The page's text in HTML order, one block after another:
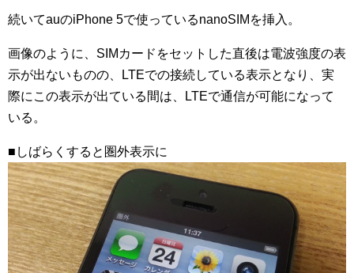
続いてauのiPhone 5で使っているnanoSIMを挿入。
画像のように、SIMカードをセットした直後は電波強度の表
示が出ないものの、LTEでの接続している表示となり、実
際にこの表示が出ている間は、LTEで通信が可能になって
いる。
■しばらくすると圏外表示に